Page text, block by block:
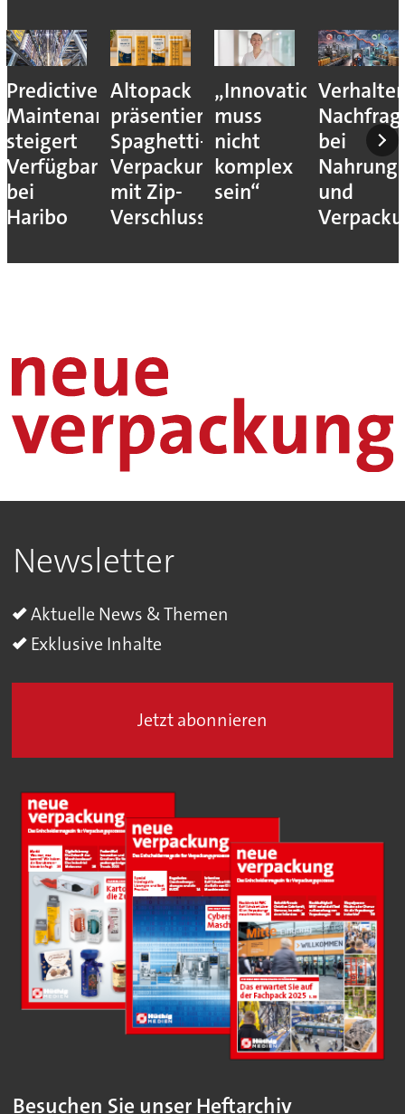
Predictive
Maintenance
steigert
Verfügbarkeit
bei
Haribo
Altopack
präsentiert
Spaghetti-
Verpackung
mit Zip-
Verschluss
„Innovation
muss
nicht
komplex
sein“
bei
und
Newsletter
Aktuelle News & Themen
Exklusive Inhalte
Jetzt abonnieren
Besuchen Sie unser Heftarchiv